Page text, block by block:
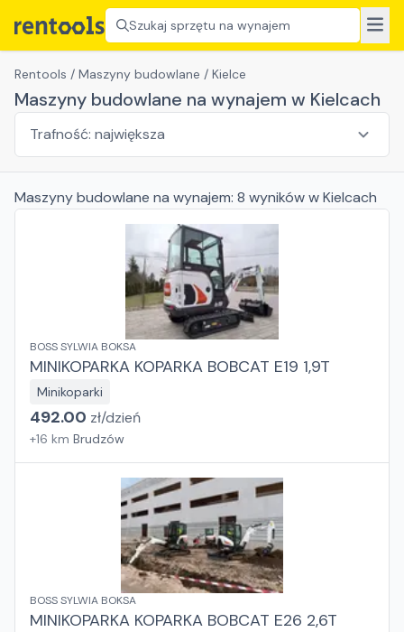
Szukaj sprzętu na wynajem
Rentools / Maszyny budowlane / Kielce
Maszyny budowlane na wynajem w Kielcach
Maszyny budowlane na wynajem: 8 wynikóww Kielcach
BOSS SYLWIA BOKSA
MINIKOPARKA KOPARKA BOBCAT E19 1,9T
Minikoparki
492.00 zł/dzień
+16 km Brudzów
BOSS SYLWIA BOKSA
MINIKOPARKA KOPARKA BOBCAT E26 2,6T